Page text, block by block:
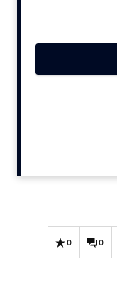
Contentmarketing
Effectiviteit
Gedragsverandering
0 0